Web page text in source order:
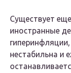
Существует
иностранные
нестабильна и